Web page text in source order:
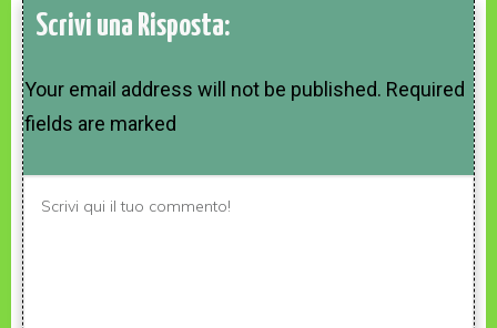
Scrivi una Risposta:
Your email address will not be published. Required
fields are marked